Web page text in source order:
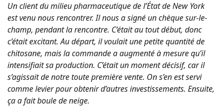
Un client du milieu pharmaceutique de l’État de New York
est venu nous rencontrer. Il nous a signé un chèque sur-le-
champ, pendant la rencontre. C’était au tout début, donc
c’était excitant. Au départ, il voulait une petite quantité de
chitosane, mais la commande a augmenté à mesure qu’il
intensifiait sa production. C’était un moment décisif, car il
s’agissait de notre toute première vente. On s’en est servi
comme levier pour obtenir d’autres investissements. Ensuite,
ça a fait boule de neige.